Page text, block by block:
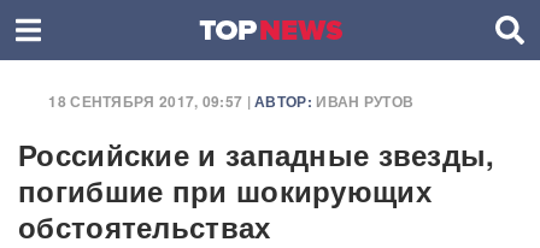
18 СЕНТЯБРЯ 2017, 09:57 |АВТОР: ИВАН РУТОВ
Российские и западные звезды,
погибшие при шокирующих
обстоятельствах